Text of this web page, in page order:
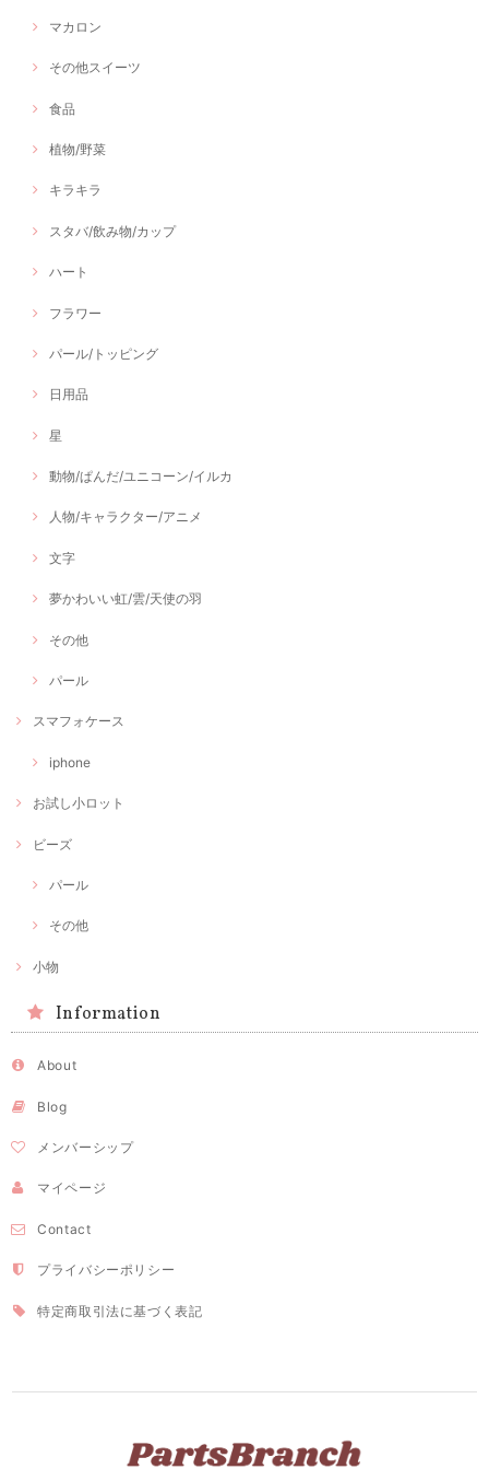
マカロン
その他スイーツ
食品
植物/野菜
キラキラ
スタバ/飲み物/カップ
ハート
フラワー
パール/トッピング
日用品
星
動物/ぱんだ/ユニコーン/イルカ
人物/キャラクター/アニメ
文字
夢かわいい虹/雲/天使の羽
その他
パール
スマフォケース
iphone
お試し小ロット
ビーズ
パール
その他
小物
Information
About
Blog
メンバーシップ
マイページ
Contact
プライバシーポリシー
特定商取引法に基づく表記